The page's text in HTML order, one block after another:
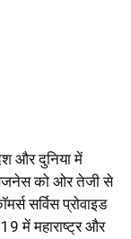
और दुनिया में
को ओर तेजी से
सर्विस प्रोवाइड
में महाराष्ट्र और